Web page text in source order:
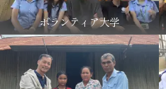
ボランティア大学